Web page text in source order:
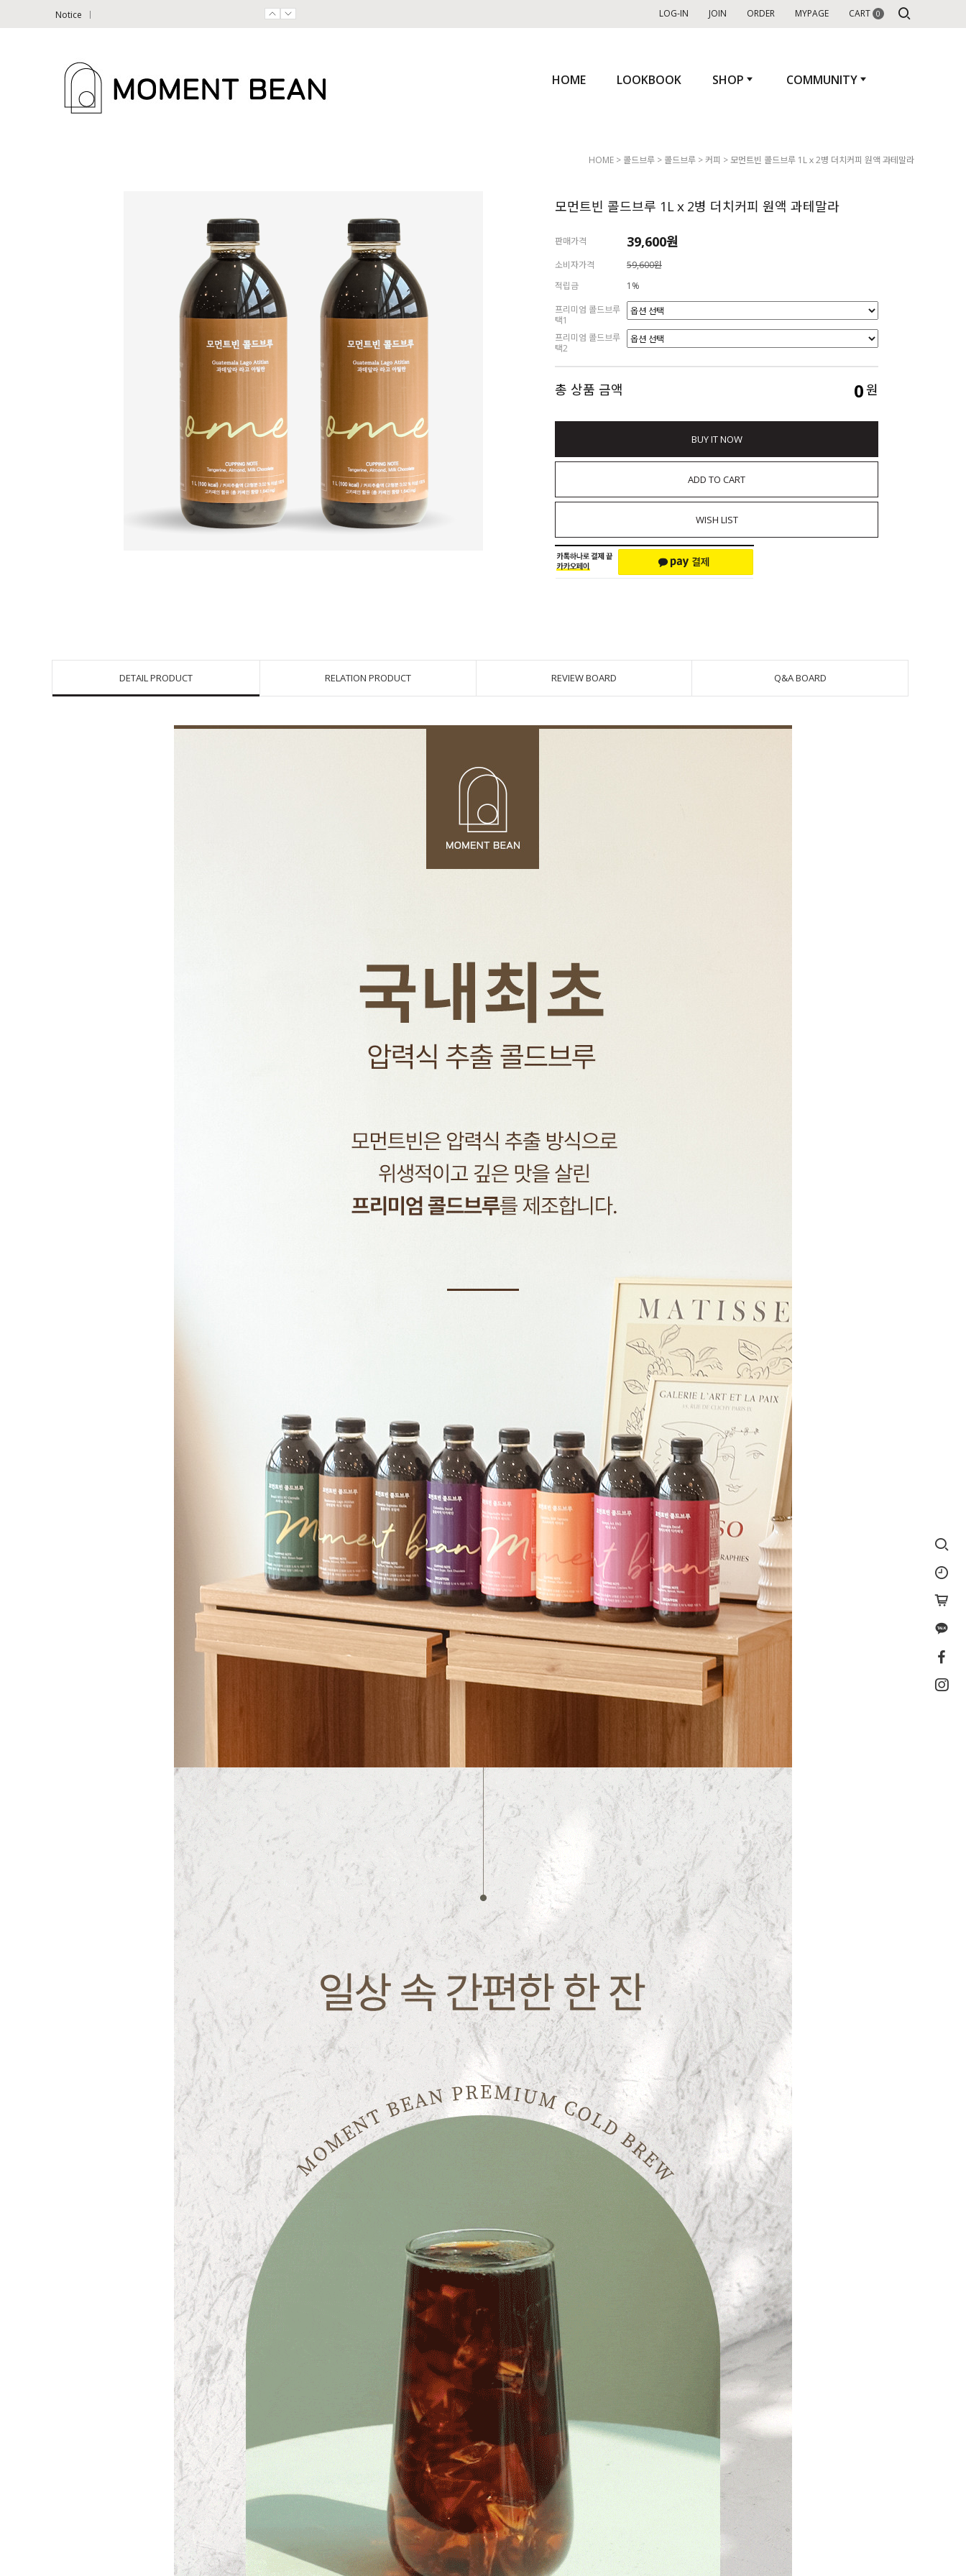
Notice LOG-IN
JOIN
ORDER MYPAGE CART 0
HOME LOOKBOOK SHOP COMMUNITY
HOME > 콜드브루 > 콜드브루 >커피 > 모먼트빈 콜드브루 1Lｘ2병 더치커피 원액 과테말라
모먼트빈 콜드브루 1Lｘ2병 더치커피 원액 과테말라
판매가격 39,600원
소비자가격
59,600원
적립금
1%
프리미엄 콜드브루
택1
프리미엄 콜드브루
택2
총 상품 금액 0원
BUY IT NOW
ADD TO CART
WISH LIST
DETAIL PRODUCT RELATION PRODUCT REVIEW BOARD Q&A BOARD